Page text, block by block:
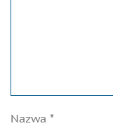
Nazwa *